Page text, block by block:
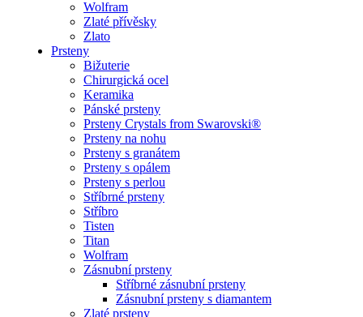
Wolfram
Zlaté přívěsky
Zlato
Prsteny
Bižuterie
Chirurgická ocel
Keramika
Pánské prsteny
Prsteny Crystals from Swarovski®
Prsteny na nohu
Prsteny s granátem
Prsteny s opálem
Prsteny s perlou
Stříbrné prsteny
Stříbro
Tisten
Titan
Wolfram
Zásnubní prsteny
Stříbrné zásnubní prsteny
Zásnubní prsteny s diamantem
Zlaté prsteny